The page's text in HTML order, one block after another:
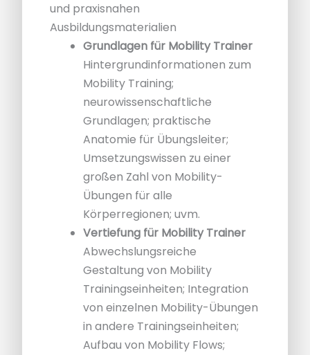
und praxisnahen
Ausbildungsmaterialien
Grundlagen für Mobility Trainer
Hintergrundinformationen zum
Mobility Training;
neurowissenschaftliche
Grundlagen; praktische
Anatomie für Übungsleiter;
Umsetzungswissen zu einer
großen Zahl von Mobility-
Übungen für alle
Körperregionen; uvm.
Vertiefung für Mobility Trainer
Abwechslungsreiche
Gestaltung von Mobility
Trainingseinheiten; Integration
von einzelnen Mobility-Übungen
in andere Trainingseinheiten;
Aufbau von Mobility Flows;